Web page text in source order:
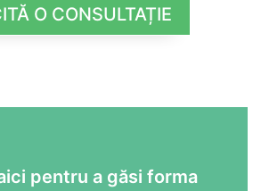
O CONSULTAȚIE
pentru a găsi forma